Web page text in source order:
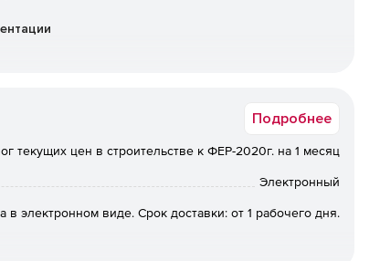
Подробнее
текущих цен в строительстве к ФЕР-2020г. на 1 месяц
Электронный
в электронном виде. Срок доставки: от 1 рабочего дня.